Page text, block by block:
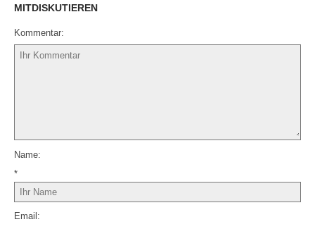
MITDISKUTIEREN
Kommentar
Name
*
Email